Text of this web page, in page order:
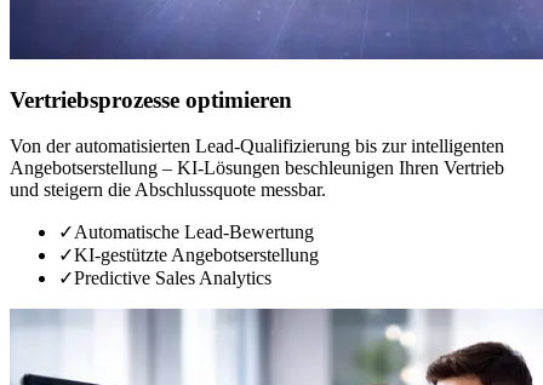
Vertriebsprozesse optimieren
Von der automatisierten Lead-Qualifizierung bis zur intelligenten
Angebotserstellung – KI-Lösungen beschleunigen Ihren Vertrieb
und steigern die Abschlussquote messbar.
✓Automatische Lead-Bewertung
✓KI-gestützte Angebotserstellung
✓Predictive Sales Analytics